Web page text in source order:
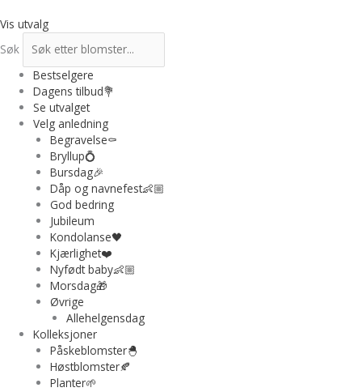
rett
innholdet
Vis utvalg
Søk
Bestselgere
Dagens tilbud💐
Se utvalget
Velg anledning
Begravelse⚰️
Bryllup💍
Bursdag🎉
Dåp og navnefest👶🏼
God bedring
Jubileum
Kondolanse🖤
Kjærlighet❤️
Nyfødt baby👶🏼
Morsdag🎁
Øvrige
Allehelgensdag
Kolleksjoner
Påskeblomster🐣
Høstblomster🍂
Planter🌱